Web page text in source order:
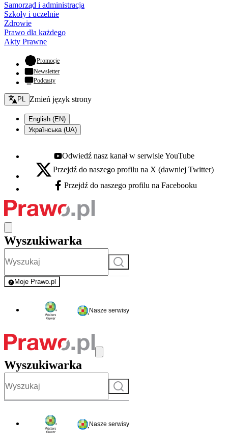
Samorząd i administracja
Szkoły i uczelnie
Zdrowie
Prawo dla każdego
Akty Prawne
Promocje- otwiera się w nowej karcie
Newsletter
Podcasty
Zmień język - bieżący:
PL Zmień język strony
English (EN)
Українська (UA)
Youtube - otwiera się w nowej karcie
Odwiedź nasz kanał w serwisie YouTube
X - otwiera się w nowej karcie
Przejdź do naszego profilu na X (dawniej Twitter)
Facebook - otwiera się w nowej karcie
Przejdź do naszego profilu na Facebooku
Wyszukiwarka
Szukaj
Moje Prawo.pl
- rejestracja i logowanie do serwisu
Nasze serwisy
Wyszukiwarka
Szukaj
Nasze serwisy